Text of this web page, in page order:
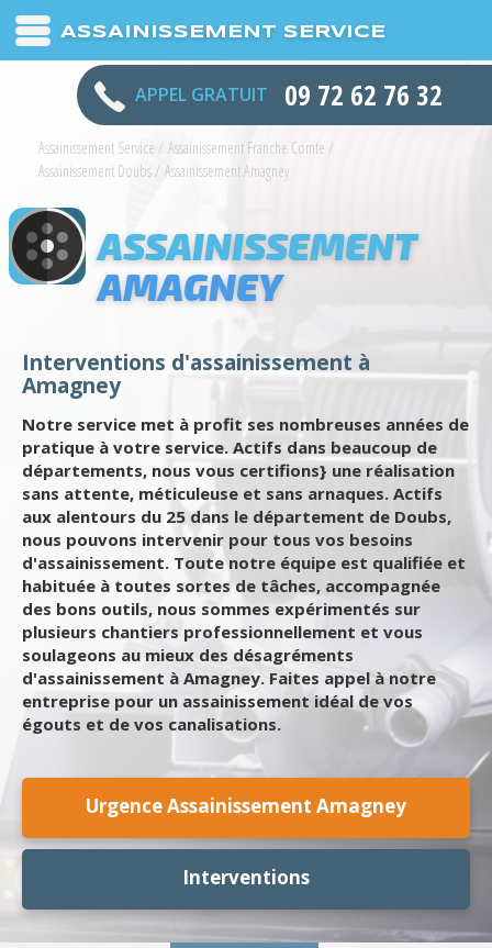
ASSAINISSEMENT SERVICE
APPEL GRATUIT 09 72 62 76 32
Assainissement Service / Assainissement Franche Comte /
Assainissement Doubs/ Assainissement Amagney
ASSAINISSEMENT
AMAGNEY
Interventions d'assainissement à
Amagney
Notre service met à profit ses nombreuses années de
pratique à votre service. Actifs dans beaucoup de
départements, nous vous certifions} une réalisation
sans attente, méticuleuse et sans arnaques. Actifs
aux alentours du 25 dans le département de Doubs,
nous pouvons intervenir pour tous vos besoins
d'assainissement. Toute notre équipe est qualifiée et
habituée à toutes sortes de tâches, accompagnée
des bons outils, nous sommes expérimentés sur
plusieurs chantiers professionnellement et vous
soulageons au mieux des désagréments
d'assainissement à Amagney. Faites appel à notre
entreprise pour un assainissement idéal de vos
égouts et de vos canalisations.
Urgence Assainissement Amagney
Interventions